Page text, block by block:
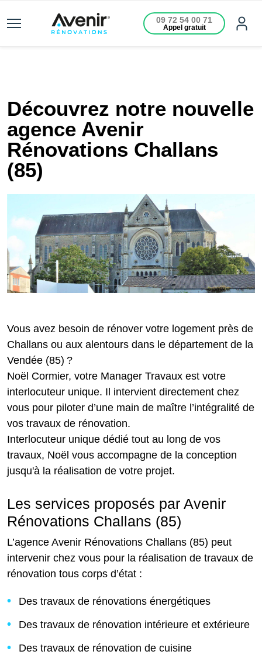
09 72 54 00 71
Appel gratuit
Découvrez notre nouvelle
agence Avenir
Rénovations Challans
(85)
Vous avez besoin de rénover votre logement près de
Challans ou aux alentours dans le département de la
Vendée (85) ?
Noël Cormier, votre Manager Travaux est votre
interlocuteur unique. Il intervient directement chez
vous pour piloter d’une main de maître l’intégralité de
vos travaux de rénovation.
Interlocuteur unique dédié tout au long de vos
travaux, Noël vous accompagne de la conception
jusqu'à la réalisation de votre projet.
Les services proposés par Avenir
Rénovations Challans (85)
L’agence Avenir Rénovations Challans (85) peut
intervenir chez vous pour la réalisation de travaux de
rénovation tous corps d’état :
Des travaux de rénovations énergétiques
Des travaux de rénovation intérieure et extérieure
Des travaux de rénovation de cuisine